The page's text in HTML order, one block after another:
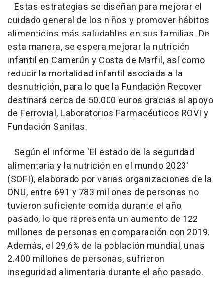
Estas estrategias se diseñan para mejorar el
cuidado general de los niños y promover hábitos
alimenticios más saludables en sus familias. De
esta manera, se espera mejorar la nutrición
infantil en Camerún y Costa de Marfil, así como
reducir la mortalidad infantil asociada a la
desnutrición, para lo que la Fundación Recover
destinará cerca de 50.000 euros gracias al apoyo
de Ferrovial, Laboratorios Farmacéuticos ROVI y
Fundación Sanitas.
Según el informe 'El estado de la seguridad
alimentaria y la nutrición en el mundo 2023'
(SOFI), elaborado por varias organizaciones de la
ONU, entre 691 y 783 millones de personas no
tuvieron suficiente comida durante el año
pasado, lo que representa un aumento de 122
millones de personas en comparación con 2019.
Además, el 29,6% de la población mundial, unas
2.400 millones de personas, sufrieron
inseguridad alimentaria durante el año pasado.